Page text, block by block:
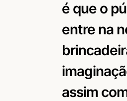
é que o
entre na
assim